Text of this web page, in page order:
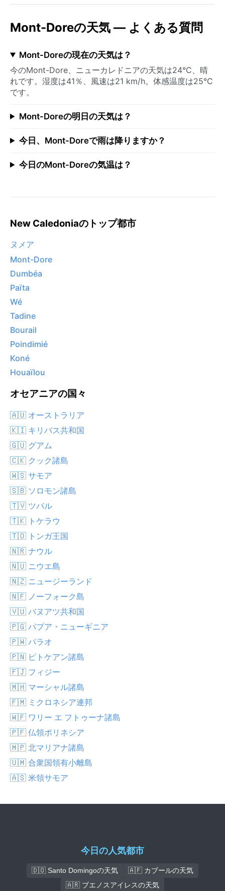
Mont-Doreの天気 — よくある質問
Mont-Doreの現在の天気は？
今のMont-Dore、ニューカレドニアの天気は24°C、晴
れです。湿度は41％、風速は21 km/h。体感温度は25°C
です。
Mont-Doreの明日の天気は？
今日、Mont-Doreで雨は降りますか？
今日のMont-Doreの気温は？
New Caledoniaのトップ都市
ヌメア
Mont-Dore
Dumbéa
Païta
Wé
Tadine
Bourail
Poindimié
Koné
Houaïlou
オセアニアの国々
🇦🇺 オーストラリア
🇰🇮 キリバス共和国
🇬🇺 グアム
🇨🇰 クック諸島
🇼🇸 サモア
🇸🇧 ソロモン諸島
🇹🇻 ツバル
🇹🇰 トケラウ
🇹🇴 トンガ王国
🇳🇷 ナウル
🇳🇺 ニウエ島
🇳🇿 ニュージーランド
🇳🇫 ノーフォーク島
🇻🇺 バヌアツ共和国
🇵🇬 パプア・ニューギニア
🇵🇼 パラオ
🇵🇳 ピトケアン諸島
🇫🇯 フィジー
🇲🇭 マーシャル諸島
🇫🇲 ミクロネシア連邦
🇼🇫 ワリー エ フトゥーナ諸島
🇵🇫 仏領ポリネシア
🇲🇵 北マリアナ諸島
🇺🇲 合衆国領有小離島
🇦🇸 米領サモア
今日の人気都市
🇩🇴 Santo Domingoの天気
🇦🇫 カブールの天気
🇦🇷 ブエノスアイレスの天気